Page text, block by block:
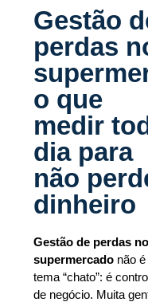
Gestão
perdas
o que
medir
dia para
não
dinheiro
Gestão de perdas no
supermercado não
tema “chato”: é
de negócio. Muita